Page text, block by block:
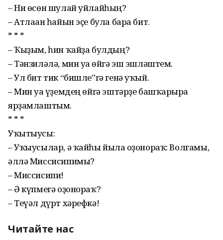
– Ни өсөн шулай уйлайһың?
– Атлаған һайын эҫе була бара бит.
* * *
– Ҡыҙым, һин ҡайҙа булдың?
– Тәнзиләлә, мин уға өйгә эш эшләш­тем.
– Ул бит тик “бишле”гә генә уҡый.
– Мин уға үҙемдең өйгә эштәрҙе баш­ҡа­рырға
ярҙамлаштым.
* * *
Уҡытыусы:
– Уҡыусылар, ә ҡайһы йылға оҙонораҡ: Волгамы,
әллә Миссисипимы?
– Миссисипи!
– Ә күпмегә оҙонораҡ?
– Теүәл дүрт хәрефкә!
Читайте нас